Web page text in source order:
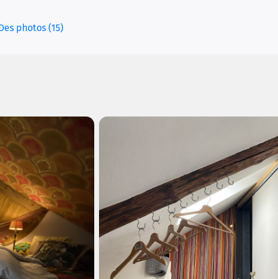
photos (15)